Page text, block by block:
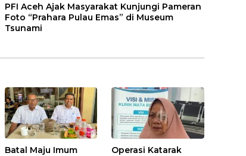
PFI Aceh Ajak Masyarakat Kunjungi Pameran
Foto “Prahara Pulau Emas” di Museum
Tsunami
Batal Maju Imum
Operasi Katarak